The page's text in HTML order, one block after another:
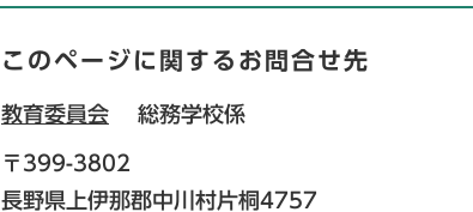
このページに関するお問合せ先
教育委員会 総務学校係
〒399-3802
長野県上伊那郡中川村片桐4757